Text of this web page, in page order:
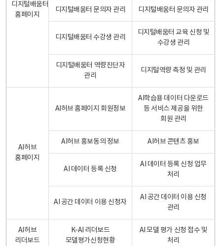
디지털배움터
홈페이지
디지털배움터 문의자 관리 디지털배움터 문의자 관리
디지털배움터 수강생 관리
디지털배움터 교육 신청 및
수강생 관리
디지털배움터 역량진단자
관리
디지털역량 측정 및 관리
AI허브
홈페이지
AI허브 홈페이지 회원정보
AI학습용 데이터 다운로드
등 서비스 제공을 위한
회원 관리
AI허브 홍보동의 정보 AI허브 콘텐츠 홍보
AI 데이터 등록 신청
AI 데이터 등록 신청 업무
처리
AI 공간 데이터 이용 신청자
AI 공간 데이터 이용 신청
관리
AI허브
리더보드
K-AI 리더보드
모델평가신청현황
AI 모델 평가 신청 접수 및
처리